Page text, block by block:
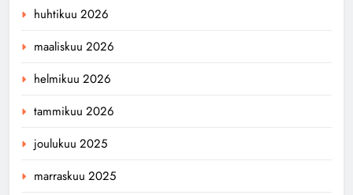
huhtikuu 2026
maaliskuu 2026
helmikuu 2026
tammikuu 2026
joulukuu 2025
marraskuu 2025